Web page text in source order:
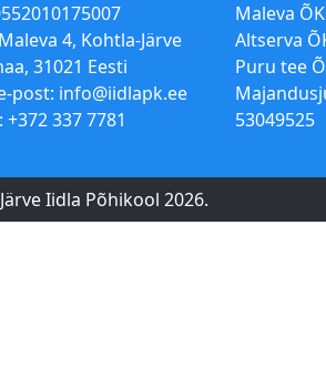
4, Kohtla-Järve
31021 Eesti
post: info@iidlapk.ee
337 7781
Maleva
Altserva
Puru tee
53049525
Iidla Põhikool 2026.